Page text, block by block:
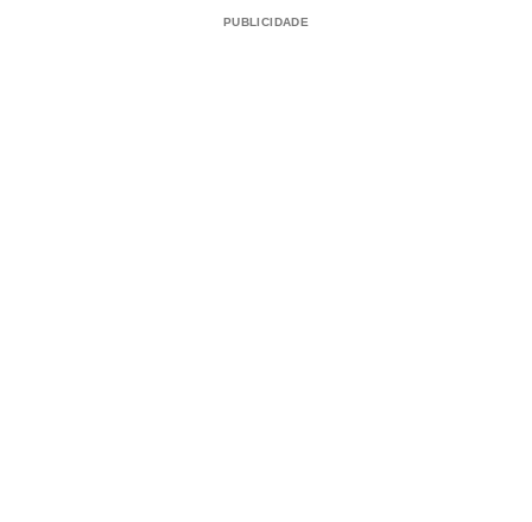
PUBLICIDADE